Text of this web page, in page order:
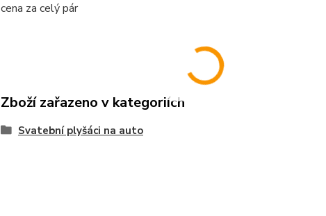
cena za celý pár
Zboží zařazeno v kategoriích
Svatební plyšáci na auto